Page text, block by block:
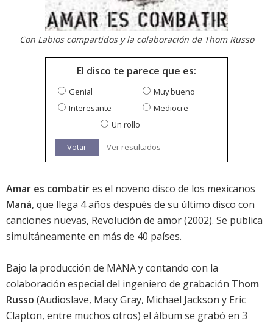
Con Labios compartidos y la colaboración de Thom Russo
El disco te parece que es:
Genial
Muy bueno
Interesante
Mediocre
Un rollo
Votar Ver resultados
Amar es combatires el noveno disco de los mexicanos
Maná, que llega 4 años después de su último disco con
canciones nuevas, Revolución de amor (2002). Se publica
simultáneamente en más de 40 países.
Bajo la producción de MANA y contando con la
colaboración especial del ingeniero de grabación Thom
Russo (Audioslave, Macy Gray, Michael Jackson y Eric
Clapton, entre muchos otros) el álbum se grabó en 3